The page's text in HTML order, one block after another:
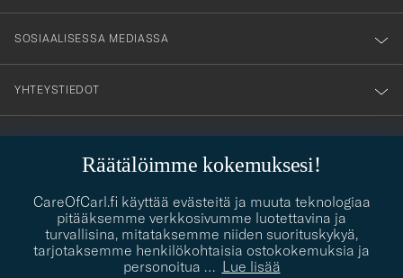
Räätälöimme kokemuksesi!
CareOfCarl.fi käyttää evästeitä ja muuta teknologiaa
pitääksemme verkkosivumme luotettavina ja
turvallisina, mitataksemme niiden suorituskykyä,
tarjotaksemme henkilökohtaisia ostokokemuksia ja
personoitua … Lue lisää
SOSIAALISESSA MEDIASSA
YHTEYSTIEDOT
contact@careofcarl.com
PUKEUTUMISNEUVONTA
Kaipaatko apua oman tyylisi löytämiseen? Me autamme sinua
mielellämme!
PUKEUTUMISNEUVONTA